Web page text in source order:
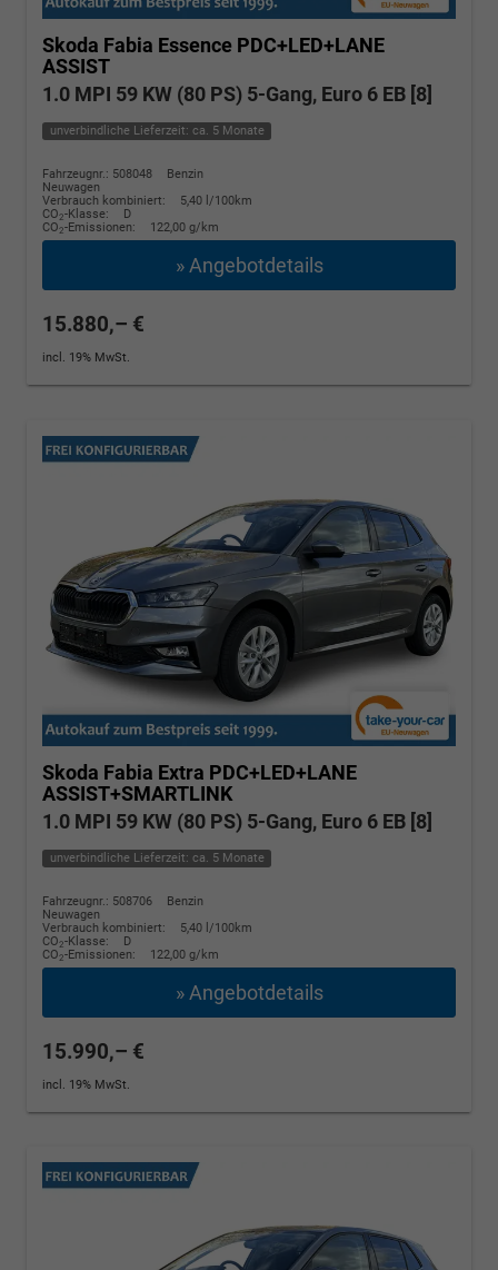
Skoda Fabia Essence PDC+LED+LANE
ASSIST
1.0 MPI 59 KW (80 PS) 5-Gang, Euro 6 EB [8]
unverbindliche Lieferzeit: ca. 5 Monate
Fahrzeugnr.: 508048
Benzin
Neuwagen
Verbrauch kombiniert:
5,40 l/100km
CO2-Klasse:
D
CO2-Emissionen: 122,00 g/km
» Angebotdetails
15.880,– €
incl. 19% MwSt.
Skoda Fabia Extra PDC+LED+LANE
ASSIST+SMARTLINK
1.0 MPI 59 KW (80 PS) 5-Gang, Euro 6 EB [8]
unverbindliche Lieferzeit: ca. 5 Monate
Fahrzeugnr.: 508706
Benzin
Neuwagen
Verbrauch kombiniert:
5,40 l/100km
CO2-Klasse:
D
CO2-Emissionen: 122,00 g/km
» Angebotdetails
15.990,– €
incl. 19% MwSt.